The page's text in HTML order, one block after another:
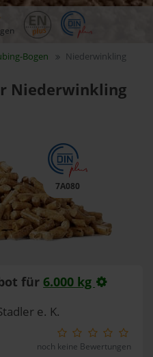
Bogen Niederwinkling
Niederwinkling
7A080
für 6.000 kg
e. K.
noch keine Bewertungen